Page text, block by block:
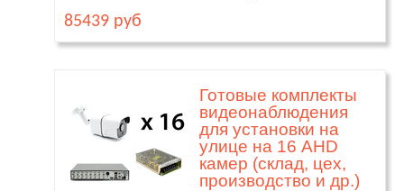
85439 руб
Готовые комплекты
видеонаблюдения
для установки на
улице на 16 AHD
камер (склад, цех,
производство и др.)